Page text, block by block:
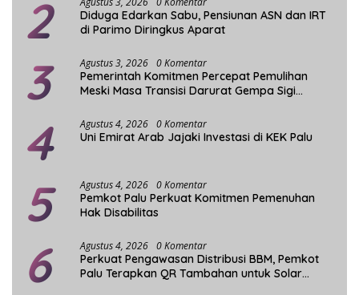
2
Diduga Edarkan Sabu, Pensiunan ASN dan IRT
di Parimo Diringkus Aparat
3 Agustus 3, 2026 0 Komentar
Pemerintah Komitmen Percepat Pemulihan
Meski Masa Transisi Darurat Gempa Sigi
4 Agustus 4, 2026 0 Komentar
Uni Emirat Arab Jajaki Investasi di KEK Palu
5 Agustus 4, 2026 0 Komentar
Pemkot Palu Perkuat Komitmen Pemenuhan
Hak Disabilitas
6 Agustus 4, 2026 0 Komentar
Perkuat Pengawasan Distribusi BBM, Pemkot
Palu Terapkan QR Tambahan untuk Solar